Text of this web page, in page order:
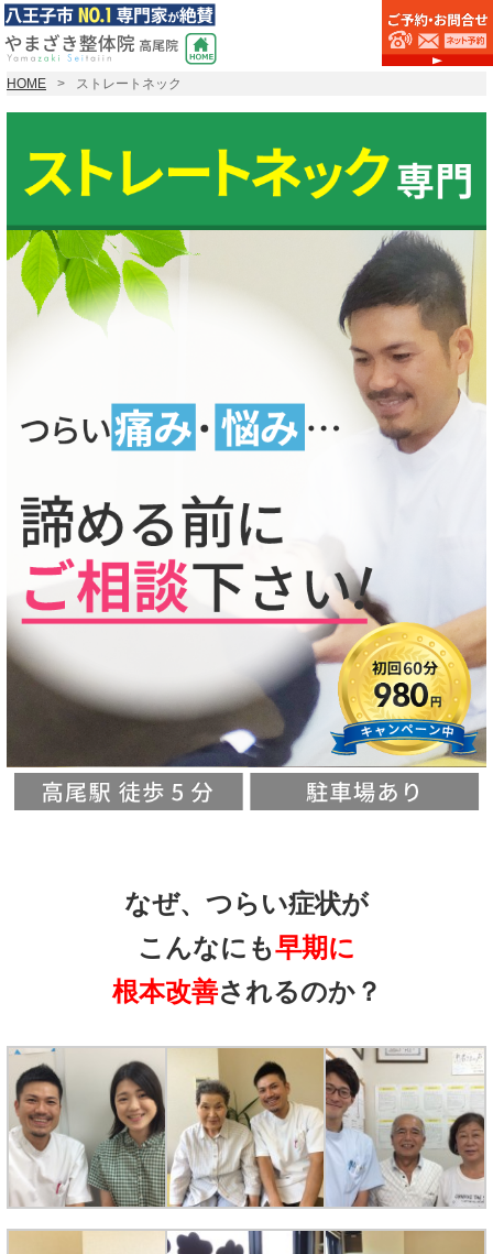
HOME ストレートネック
なぜ、つらい症状が
こんなにも早期に
根本改善されるのか？